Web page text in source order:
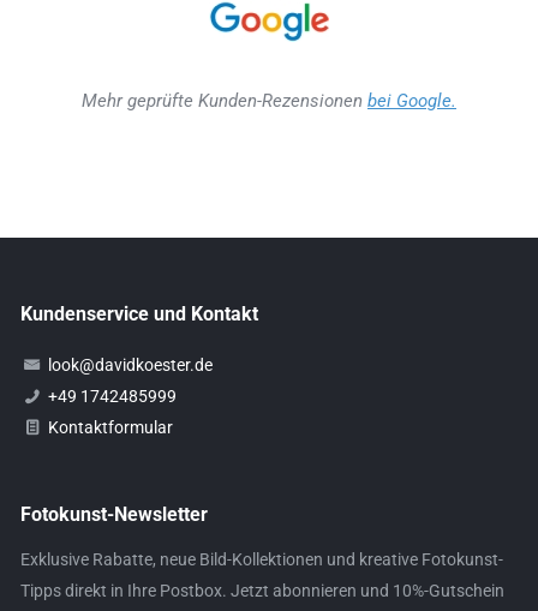
Mehr geprüfte Kunden-Rezensionen bei Google.
Kundenservice und Kontakt
look@davidkoester.de
+49 1742485999
Kontaktformular
Fotokunst-Newsletter
Exklusive Rabatte, neue Bild-Kollektionen und kreative Fotokunst-
Tipps direkt in Ihre Postbox. Jetzt abonnieren und 10%-Gutschein